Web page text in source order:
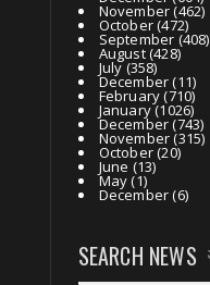
November(462)
October(472)
September (408)
August(428)
July(358)
December(11)
February(710)
January(1026)
December(743)
November(315)
October(20)
June (13)
May(1)
December(6)
SEARCH NEWS